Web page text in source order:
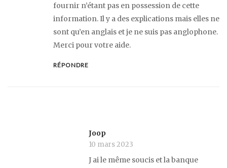
fournir n’étant pas en possession de cette
information. Il y a des explications mais elles ne
sont qu’en anglais et je ne suis pas anglophone.
Merci pour votre aide.
RÉPONDRE
Joop
10 mars 2023
J ai le même soucis et la banque